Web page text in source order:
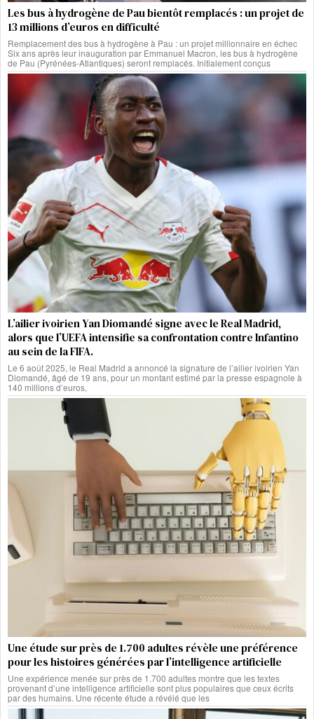
Les bus à hydrogène de Pau bientôt remplacés : un projet de
13 millions d’euros en difficulté
Remplacement des bus à hydrogène à Pau : un projet millionnaire en échec
Six ans après leur inauguration par Emmanuel Macron, les bus à hydrogène
de Pau (Pyrénées-Atlantiques) seront remplacés. Initialement conçus
L’ailier ivoirien Yan Diomandé signe avec le Real Madrid,
alors que l’UEFA intensifie sa confrontation contre Infantino
au sein de la FIFA.
Le 6 août 2025, le Real Madrid a annoncé la signature de l’ailier ivoirien Yan
Diomandé, âgé de 19 ans, pour un montant estimé par la presse espagnole à
140 millions d’euros,
Une étude sur près de 1.700 adultes révèle une préférence
pour les histoires générées par l’intelligence artificielle
Une expérience menée sur près de 1.700 adultes montre que les textes
provenant d’une intelligence artificielle sont plus populaires que ceux écrits
par des humains. Une récente étude a révélé que les